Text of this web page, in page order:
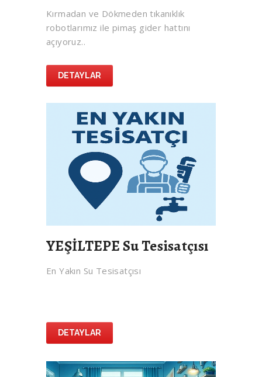
Kırmadan ve Dökmeden tıkanıklık
robotlarımız ile pimaş gider hattını
açıyoruz..
DETAYLAR
YEŞİLTEPE Su Tesisatçısı
En Yakın Su Tesisatçısı
DETAYLAR